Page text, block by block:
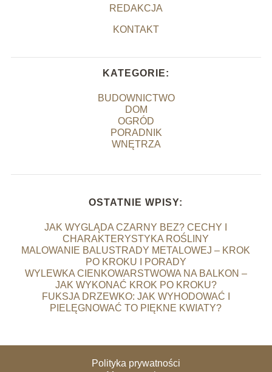
REDAKCJA
KONTAKT
KATEGORIE:
BUDOWNICTWO
DOM
OGRÓD
PORADNIK
WNĘTRZA
OSTATNIE WPISY:
JAK WYGLĄDA CZARNY BEZ? CECHY I
CHARAKTERYSTYKA ROŚLINY
MALOWANIE BALUSTRADY METALOWEJ – KROK
PO KROKU I PORADY
WYLEWKA CIENKOWARSTWOWA NA BALKON –
JAK WYKONAĆ KROK PO KROKU?
FUKSJA DRZEWKO: JAK WYHODOWAĆ I
PIELĘGNOWAĆ TO PIĘKNE KWIATY?
Polityka prywatności